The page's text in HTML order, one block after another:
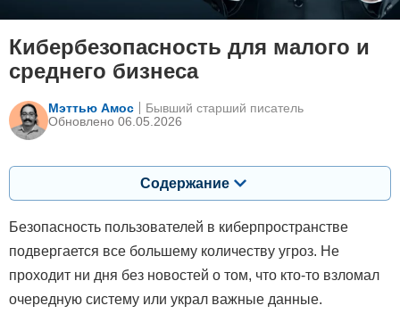
Кибербезопасность для малого и
среднего бизнеса
Мэттью Амос
Обновлено 06.05.2026
Бывший старший писатель
Содержание
Безопасность пользователей в киберпространстве
подвергается все большему количеству угроз. Не
проходит ни дня без новостей о том, что кто-то взломал
очередную систему или украл важные данные.